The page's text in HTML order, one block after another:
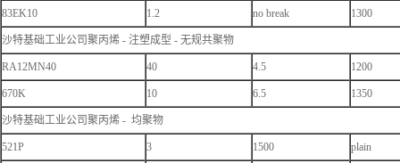
83EK10 1.2 no break 1300
沙特基础工业公司聚丙烯 - 注塑成型 - 无规共聚物
RA12MN40 40 4.5 1200
670K 10 6.5 1350
沙特基础工业公司聚丙烯 - 均聚物
521P 3 1500 plain